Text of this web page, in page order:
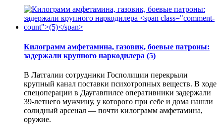
Килограмм амфетамина, газовик, боевые патроны:
задержали крупного наркодилера (5)
В Латгалии сотрудники Госполиции перекрыли
крупный канал поставки психотропных веществ. В ходе
спецоперации в Даугавпилсе оперативники задержали
39-летнего мужчину, у которого при себе и дома нашли
солидный арсенал — почти килограмм амфетамина,
оружие.